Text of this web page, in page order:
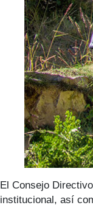
El Consejo
institucional, así